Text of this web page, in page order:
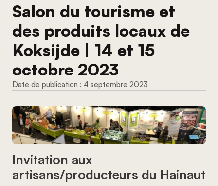
Salon du tourisme et
des produits locaux de
Koksijde | 14 et 15
octobre 2023
4 septembre 2023
Invitation aux
artisans/producteurs du Hainaut